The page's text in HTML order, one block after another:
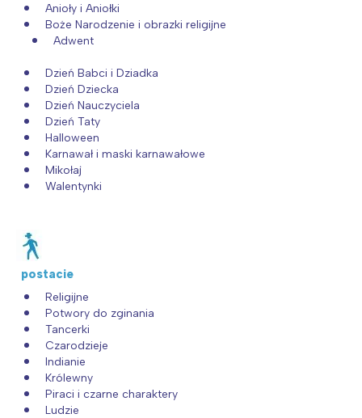
Anioły i Aniołki
Boże Narodzenie i obrazki religijne
Adwent
Dzień Babci i Dziadka
Dzień Dziecka
Dzień Nauczyciela
Dzień Taty
Halloween
Karnawał i maski karnawałowe
Mikołaj
Walentynki
postacie
Religijne
Potwory do zginania
Tancerki
Czarodzieje
Indianie
Królewny
Piraci i czarne charaktery
Ludzie